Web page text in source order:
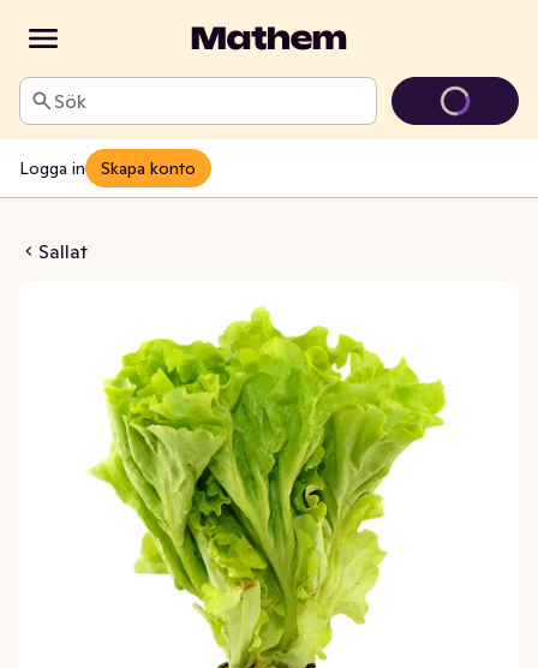
Sök
Logga in Skapa konto
Sallat
EKO Klass1